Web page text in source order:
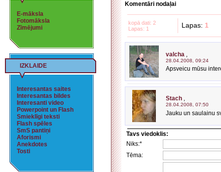
E-māksla
Fotomāksla
Zīmējumi
IZKLAIDE
Interesantas saites
Interesantas bildes
Interesanti video
Powerpoint un Flash
Smieklīgi teksti
Flash spēles
SmS pantiņi
Aforismi
Anekdotes
Tosti
Komentāri nodaļai
kopā dati: 2
Lapas: 1
Lapas: 1
valcha ,
28.04.2008, 09:24
Apsveicu mūsu
Stach ,
28.04.2008, 07:50
Jauku un saulainu
Tavs viedoklis:
Niks:*
Tēma: